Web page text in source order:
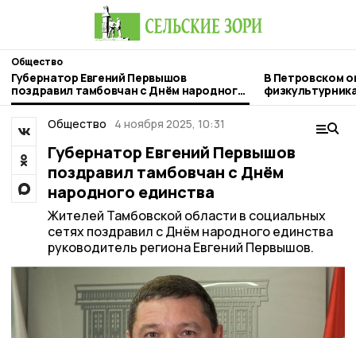
Общество
Губернатор Евгений Первышов
поздравил тамбовчан с Днём народного
единства
В Петровском
Общество 4 ноября 2025, 10:31
Губернатор Евгений Первышов
поздравил тамбовчан с Днём
народного единства
Жителей Тамбовской области в социальных
сетях поздравил с Днём народного единства
руководитель региона Евгений Первышов.